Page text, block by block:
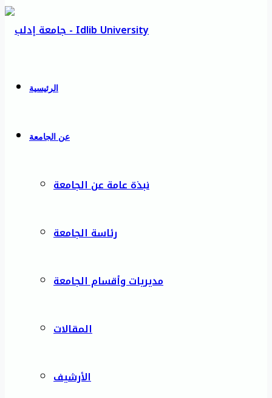
الرئيسية
عن الجامعة
نبذة عامة عن الجامعة
رئاسة الجامعة
مديريات وأقسام الجامعة
المقالات
الأرشيف